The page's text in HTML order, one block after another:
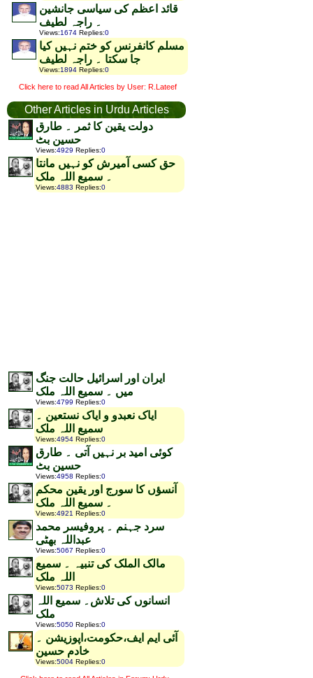
قائد اعظم کی سیاسی جانشین
۔ راجہ لطیف
Views:1674 Replies:0
مسلم کانفرنس کو ختم نہیں کیا
جا سکتا ۔ راجہ لطیف
Views:1894 Replies:0
Click here to read All Articles by User: R.Lateef
Other Articles in Urdu Articles
دولت یقین کا ثمر ۔ طارق
حسین بٹ
Views:4929 Replies:0
حق کسی آمیرش کو نہیں مانتا
۔ سمیع اللہ ملک
Views:4883 Replies:0
ایران اور اسرائیل حالت جنگ
میں ۔ سمیع اللہ ملک
Views:4799 Replies:0
ایاک نعبدو و ایاک نستعین ۔
سمیع اللہ ملک
Views:4954 Replies:0
کوئی امید بر نہیں آتی ۔ طارق
حسین بٹ
Views:4958 Replies:0
آنسؤں کا سورج اور یقین محکم
۔ سمیع اللہ ملک
Views:4921 Replies:0
سرد جہنم ۔ پروفیسر محمد
عبداللہ بھٹی
Views:5067 Replies:0
مالک الملک کی تنبیہ ۔ سمیع
اللہ ملک
Views:5073 Replies:0
انسانوں کی تلاش۔ سمیع اللہ
ملک
Views:5050 Replies:0
آئی ایم ایف،حکومت،اپوزیشن ۔
خادم حسین
Views:5004 Replies:0